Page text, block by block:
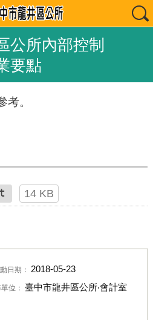
公所內部控制
要點
。
14 KB
日期： 2018-05-23
位： 臺中市龍井區公所‧會計室